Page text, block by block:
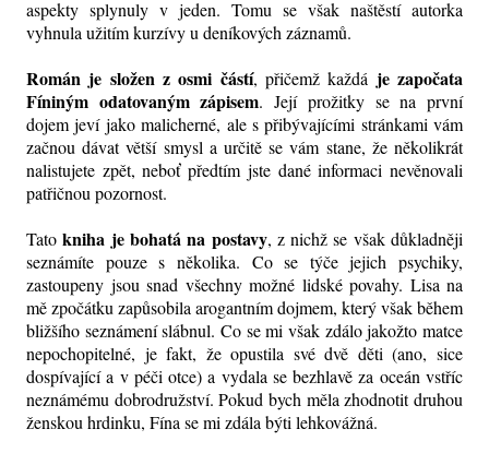
aspekty splynuly v jeden. Tomu se však naštěstí autorka
vyhnula užitím kurzívy u deníkových záznamů.
Román je složen z osmi částí, přičemž každá je započata
Fíniným odatovaným zápisem. Její prožitky se na první
dojem jeví jako malicherné, ale s přibývajícími stránkami vám
začnou dávat větší smysl a určitě se vám stane, že několikrát
nalistujete zpět, neboť předtím jste dané informaci nevěnovali
patřičnou pozornost.
Tato kniha je bohatá na postavy, z nichž se však důkladněji
seznámíte pouze s několika. Co se týče jejich psychiky,
zastoupeny jsou snad všechny možné lidské povahy. Lisa na
mě zpočátku zapůsobila arogantním dojmem, který však během
bližšího seznámení slábnul. Co se mi však zdálo jakožto matce
nepochopitelné, je fakt, že opustila své dvě děti (ano, sice
dospívající a v péči otce) a vydala se bezhlavě za oceán vstříc
neznámému dobrodružství. Pokud bych měla zhodnotit druhou
ženskou hrdinku, Fína se mi zdála býti lehkovážná.